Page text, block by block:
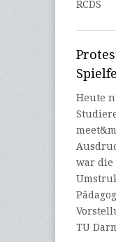
Heute
war die
TU